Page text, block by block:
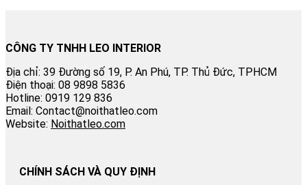
CÔNG TY TNHH LEO INTERIOR
Địa chỉ: 39 Đường số 19, P. An Phú, TP. Thủ Đức, TPHCM
Điện thoại: 08 9898 5836
Hotline: 0919 129 836
Email: Contact@noithatleo.com
Website: Noithatleo.com
CHÍNH SÁCH VÀ QUY ĐỊNH